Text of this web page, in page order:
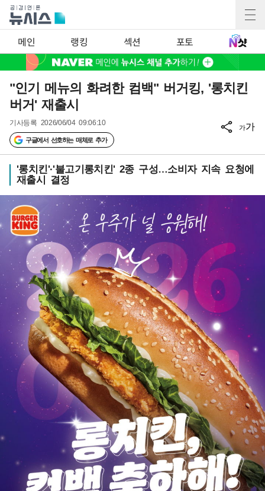
메인 랭킹 섹션 포토
"인기 메뉴의 화려한 컴백" 버거킹, '롱치킨
버거' 재출시
기사등록 2026/06/04 09:06:10
구글에서 선호하는 매체로 추가
가가
'롱치킨'·'불고기롱치킨' 2종 구성…소비자 지속 요청에
재출시 결정